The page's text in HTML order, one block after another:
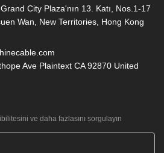
City Plaza'nın 13. Katı, Nos.1-17
Wan, New Territories, Hong Kong
Ave Plaintext CA 92870 United
ve daha fazlasını sorgulayın